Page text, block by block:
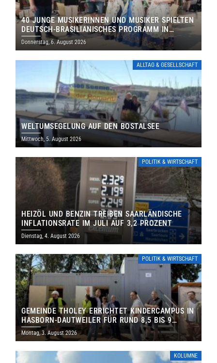
40 JUNGE MUSIKERINNEN UND MUSIKER SPIELTEN
DEUTSCH-BRASILIANISCHES PROGRAMM IN
THOLEY
Donnerstag, 6. August 2026
ALLTAG & GESELLSCHAFT
WELTUMSEGELUNG AUF DEN BOSTALSEE
Mittwoch, 5. August 2026
POLITIK & WIRTSCHAFT
HEIZÖL UND BENZIN TREIBEN SAARLÄNDISCHE
INFLATIONSRATE IM JULI AUF 3,2 PROZENT
Dienstag, 4. August 2026
POLITIK & WIRTSCHAFT
GEMEINDE THOLEY ERRICHTET KINDERCAMPUS IN
HASBORN-DAUTWEILER FÜR RUND 8,5 BIS 9
MILLIONEN EURO
Montag, 3. August 2026
KOLUMNE